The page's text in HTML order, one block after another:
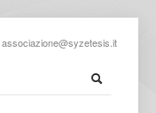
associazione@syzetesis.it